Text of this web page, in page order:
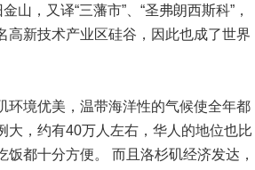
，又译“三藩市”、“圣弗朗西斯科”，
高新技术产业区硅谷，因此也成了世界
环境优美，温带海洋性的气候使全年都
大，约有40万人左右，华人的地位也比
都十分方便。 而且洛杉矶经济发达，